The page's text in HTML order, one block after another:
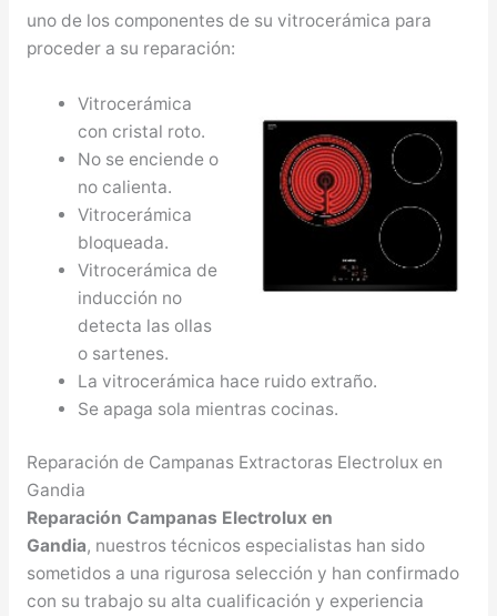
uno de los componentes de su vitrocerámica para
proceder a su reparación:
Vitrocerámica
con cristal roto.
No se enciende o
no calienta.
Vitrocerámica
bloqueada.
Vitrocerámica de
inducción no
detecta las ollas
o sartenes.
La vitrocerámica hace ruido extraño.
Se apaga sola mientras cocinas.
Reparación de Campanas Extractoras Electrolux en
Gandia
Reparación Campanas Electrolux en
Gandia, nuestros técnicos especialistas han sido
sometidos a una rigurosa selección y han confirmado
con su trabajo su alta cualificación y experiencia